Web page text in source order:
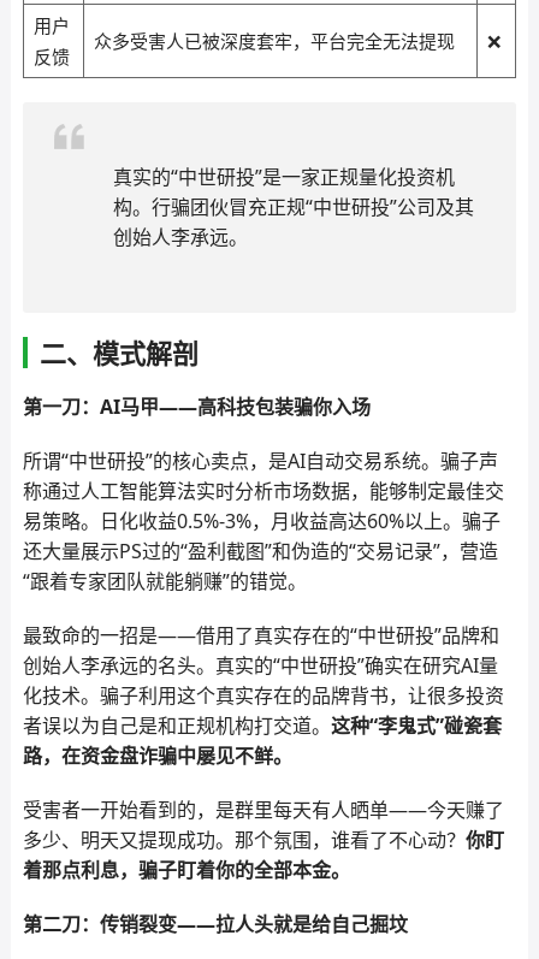
用户
反馈
众多受害人已被深度套牢，平台完全无法提现 ❌
真实的“中世研投”是一家正规量化投资机
构。行骗团伙冒充正规“中世研投”公司及其
创始人李承远。
二、模式解剖
第一刀：AI马甲——高科技包装骗你入场
所谓“中世研投”的核心卖点，是AI自动交易系统。骗子声
称通过人工智能算法实时分析市场数据，能够制定最佳交
易策略。日化收益0.5%-3%，月收益高达60%以上。骗子
还大量展示PS过的“盈利截图”和伪造的“交易记录”，营造
“跟着专家团队就能躺赚”的错觉。
最致命的一招是——借用了真实存在的“中世研投”品牌和
创始人李承远的名头。真实的“中世研投”确实在研究AI量
化技术。骗子利用这个真实存在的品牌背书，让很多投资
者误以为自己是和正规机构打交道。 这种“李鬼式”碰瓷套
路，在资金盘诈骗中屡见不鲜。
受害者一开始看到的，是群里每天有人晒单——今天赚了
多少、明天又提现成功。那个氛围，谁看了不心动？ 你盯
着那点利息，骗子盯着你的全部本金。
第二刀：传销裂变——拉人头就是给自己掘坟